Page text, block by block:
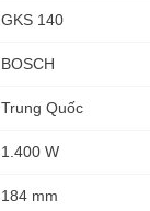
GKS 140
BOSCH
Trung Quốc
1.400 W
184 mm